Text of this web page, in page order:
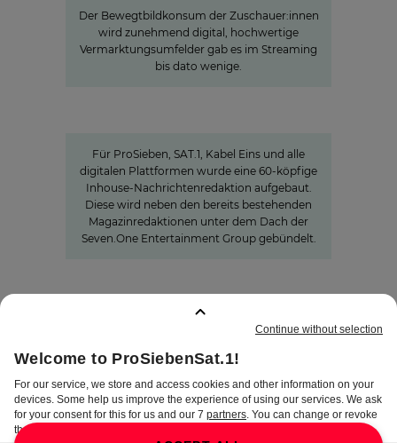
Der Bewegtbildkonsum der Zuschauer:innen
wird zunehmend digital, hochwertige
Vermarktungsumfelder gab es im Streaming
bis dato wenige.
Für ProSieben, SAT.1, Kabel Eins und alle
digitalen Plattformen wurde eine 60-köpfige
Inhouse-Nachrichtenredaktion aufgebaut.
Diese wird neben den bereits bestehenden
Magazinredaktionen unter dem Dach der
Seven.One Entertainment Group gebündelt.
DATENSCHUTZ
AGB
AEB
PRIVATSPHÄRE-
EINSTELLUNGEN
COMPLIANCE &
HINWEISGEBERSYSTEM